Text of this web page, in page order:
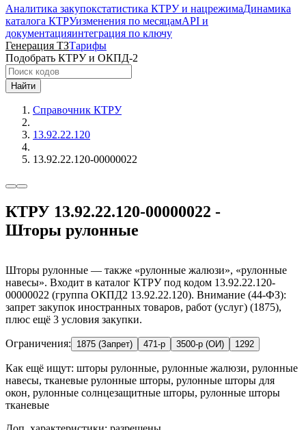
Аналитика закупокстатистика КТРУ и нацрежимаДинамика
каталога КТРУизменения по месяцамAPI и
документацияинтеграция по ключу
Генерация ТЗТарифы
Подобрать КТРУ и ОКПД-2
Найти
Справочник КТРУ
13.92.22.120
13.92.22.120-00000022
КТРУ 13.92.22.120-00000022 -
Шторы рулонные
Шторы рулонные — также «рулонные жалюзи», «рулонные
навесы». Входит в каталог КТРУ под кодом 13.92.22.120-
00000022 (группа ОКПД2 13.92.22.120). Внимание (44-ФЗ):
запрет закупок иностранных товаров, работ (услуг) (1875),
плюс ещё 3 условия закупки.
Ограничения: 1875 (Запрет) 471-р 3500-р (ОИ) 1292
Как ещё ищут: шторы рулонные, рулонные жалюзи, рулонные
навесы, тканевые рулонные шторы, рулонные шторы для
окон, рулонные солнцезащитные шторы, рулонные шторы
тканевые